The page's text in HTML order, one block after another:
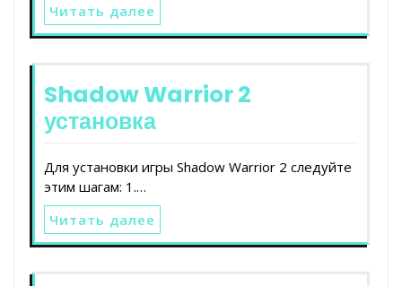
Читать далее
Shadow Warrior 2
установка
Для установки игры Shadow Warrior 2 следуйте
этим шагам: 1.…
Читать далее